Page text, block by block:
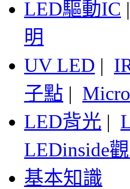
LED驅動IC |
明
UV LED |
子點 |
LED背光 |
LEDinside
基本知識